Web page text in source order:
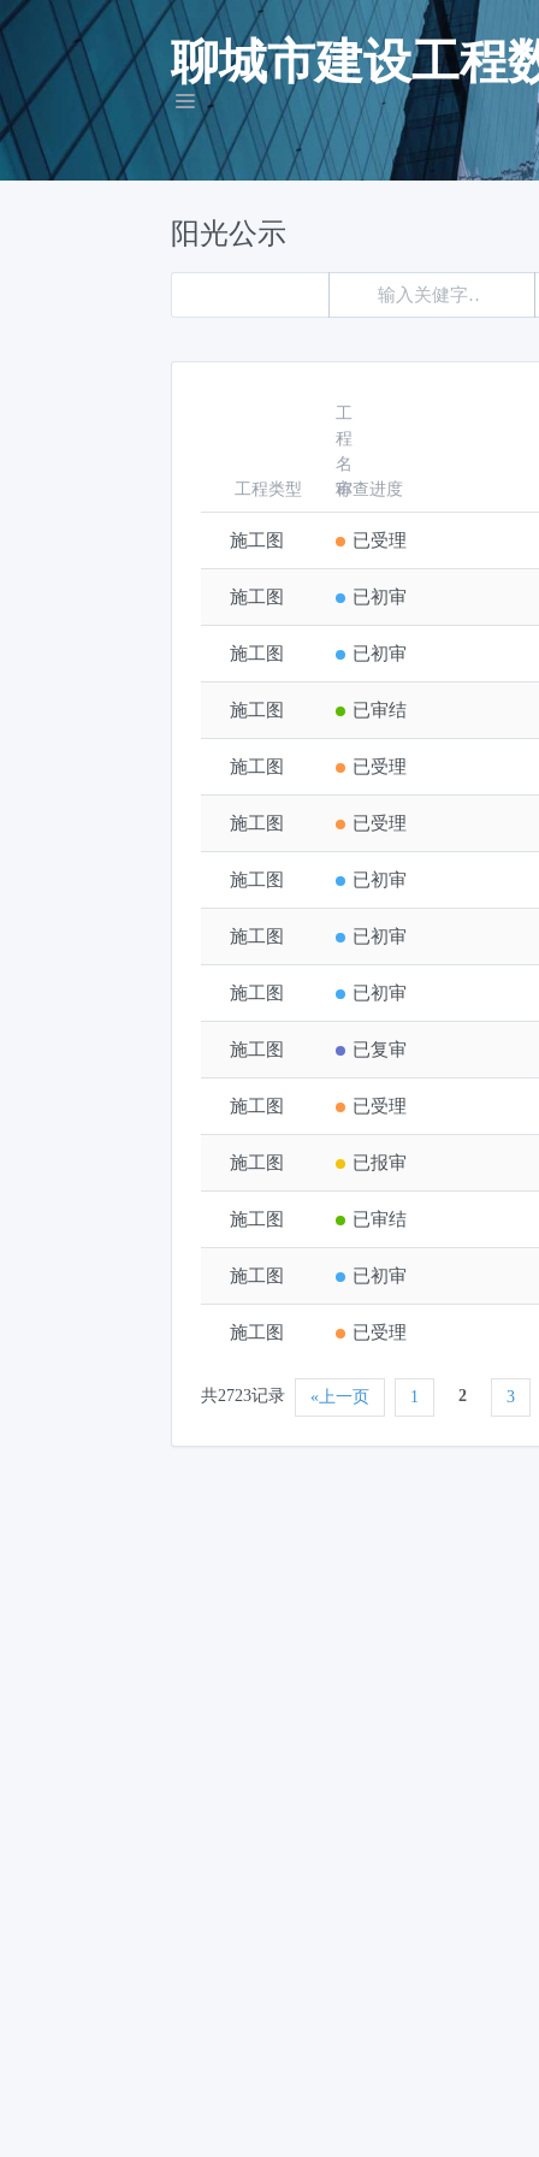
聊城市建设工程
阳光公示
工程类型
工
程
名
称
审查进度
施工图 民生·城市主人三期
已受理
施工图 民生·城市主人三期交付
已初审
施工图 中国农业发展银行冠县
已初审
施工图 聊城奥德能源有限公司
已审结
施工图 东阿县前进街职业教育学
已受理
施工图 山东冠华工业科技有限
已受理
施工图 中国建设银行聊城东昌
已初审
施工图 聊城吾喜梦家纺有限公
已初审
施工图 中国工商银行聊城分行
已初审
施工图 阳谷县实验中学新建综
已复审
施工图 阳谷颐馨园康养有限公司
已受理
施工图 阳谷县阎楼镇赵堂村仓
已报审
施工图 齐鲁电气装备研发智造
已审结
施工图 农发行东阿县支行营业
已初审
施工图 国家税务总局阳谷县税
已受理
共2723记录 «上一页 1 2 3